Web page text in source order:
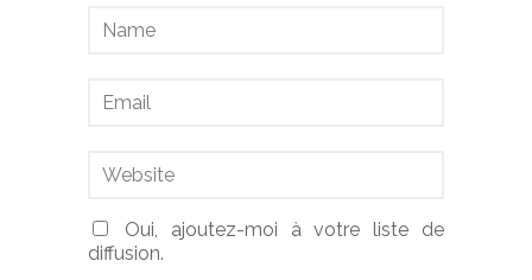
Oui, ajoutez-moi à votre liste de
diffusion.